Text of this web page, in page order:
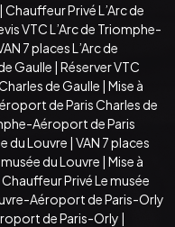
| Chauffeur Privé L’Arc de
VTC L’Arc de Triomphe-
7 places L’Arc de
Gaulle | Réserver VTC
de Gaulle | Mise à
de Paris Charles de
Aéroport de Paris
du Louvre | VAN 7 places
du Louvre | Mise à
Chauffeur Privé Le musée
Aéroport de Paris-Orly
de Paris-Orly |